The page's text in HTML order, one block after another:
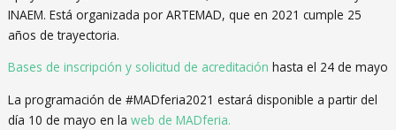
INAEM. Está organizada por ARTEMAD, que en 2021 cumple 25
años de trayectoria.
Bases de inscripción y solicitud de acreditación hasta el 24 de mayo
La programación de #MADferia2021 estará disponible a partir del
día 10 de mayo en la web de MADferia.